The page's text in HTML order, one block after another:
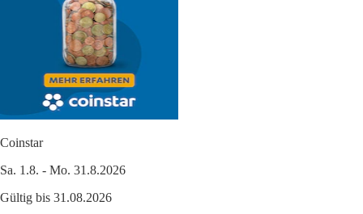
Coinstar
Sa. 1.8. - Mo. 31.8.2026
Gültig bis 31.08.2026